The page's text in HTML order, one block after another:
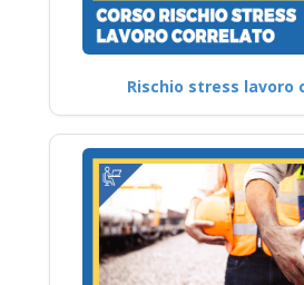
Rischio stress lavoro